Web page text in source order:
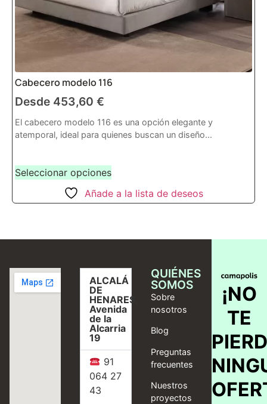
Cabecero modelo 116
Desde 453,60 €
El cabecero modelo 116 es una opción elegante y
atemporal, ideal para quienes buscan un diseño...
Seleccionar opciones
Añade a la lista de deseos
ALCALÁ
DE
HENARES,
Avenida
de la
Alcarria
19
91
064 27
43
QUIÉNES
SOMOS
Sobre
nosotros
Blog
Preguntas
frecuentes
Nuestros
proyectos
¡NO
TE